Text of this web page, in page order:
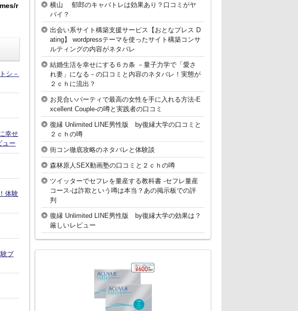
r
シ－
幸せ
ュー
体験
ブ
横山 郁郎のキャバトレは効果あり？口コミがヤ
バイ？
出会い系サイト構築支援サービス【おとなプレス D
ating】 wordpressテーマを使ったサイト構築コンサ
ルティングの内容がネタバレ
結婚生活を幸せにする６カ条 －量子力学で「愛さ
れ妻」になる－の口コミと内容のネタバレ！実態が
２ｃｈに流出？
お見合いパーティで最高の女性を手に入れる方法-E
xcellent Couple-の噂と実践者の口コミ
復縁 Unlimited LINE男性版 by復縁大学の口コミと
２ｃｈの噂
街コン徹底攻略のネタバレと体験談
森林原人SEX動画塾の口コミと２ｃｈの噂
ツイッターでセフレを量産する教科書 -セフレ量産
コース-は詐欺という噂は本当？あの掲示板での評
判
復縁 Unlimited LINE男性版 by復縁大学の効果は？
厳しいレビュー